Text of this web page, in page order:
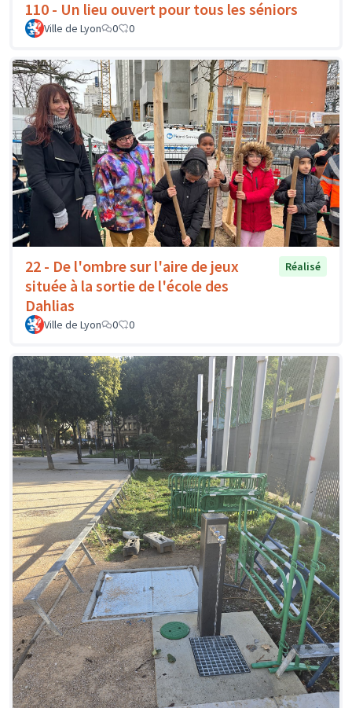
110 - Un lieu ouvert pour tous les séniors
Ville de Lyon 0 0
22 - De l'ombre sur l'aire de jeux
située à la sortie de l'école des
Dahlias
Réalisé
Ville de Lyon 0 0